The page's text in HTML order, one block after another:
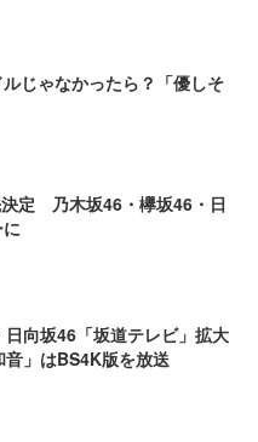
じゃなかったら？「優しそ
定 乃木坂46・欅坂46・日
向坂46「坂道テレビ」拡大
」はBS4K版を放送